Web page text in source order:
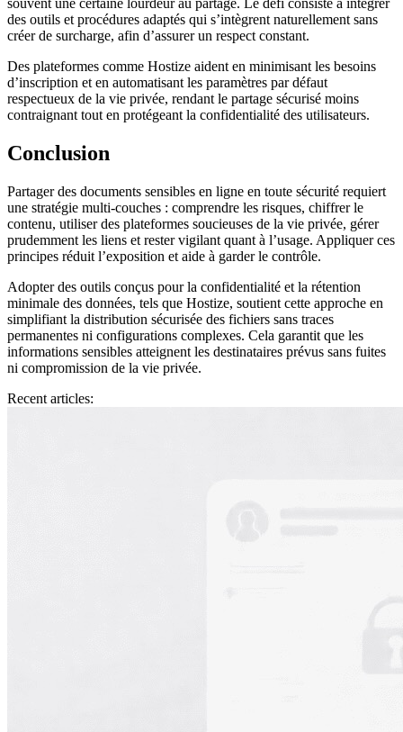
souvent une certaine lourdeur au partage. Le défi consiste à intégrer
des outils et procédures adaptés qui s’intègrent naturellement sans
créer de surcharge, afin d’assurer un respect constant.
Des plateformes comme Hostize aident en minimisant les besoins
d’inscription et en automatisant les paramètres par défaut
respectueux de la vie privée, rendant le partage sécurisé moins
contraignant tout en protégeant la confidentialité des utilisateurs.
Conclusion
Partager des documents sensibles en ligne en toute sécurité requiert
une stratégie multi-couches : comprendre les risques, chiffrer le
contenu, utiliser des plateformes soucieuses de la vie privée, gérer
prudemment les liens et rester vigilant quant à l’usage. Appliquer ces
principes réduit l’exposition et aide à garder le contrôle.
Adopter des outils conçus pour la confidentialité et la rétention
minimale des données, tels que Hostize, soutient cette approche en
simplifiant la distribution sécurisée des fichiers sans traces
permanentes ni configurations complexes. Cela garantit que les
informations sensibles atteignent les destinataires prévus sans fuites
ni compromission de la vie privée.
Recent articles: